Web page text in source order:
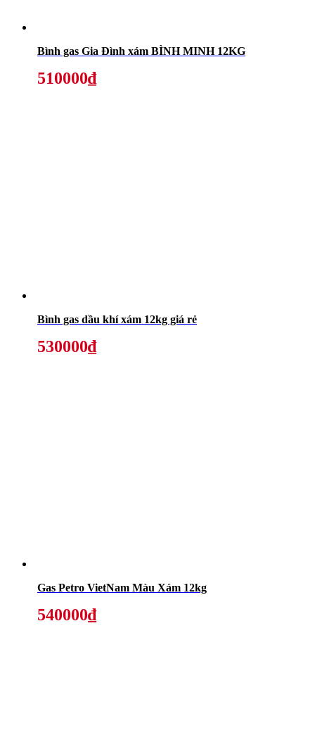
Bình gas Gia Đình xám BÌNH MINH 12KG
510000₫
Bình gas dầu khí xám 12kg giá rẻ
530000₫
Gas Petro VietNam Màu Xám 12kg
540000₫